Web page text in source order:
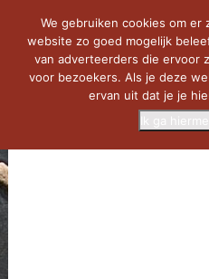
We gebruiken cookies om er
website zo goed mogelijk
van adverteerders die ervoor
voor bezoekers. Als je deze
ervan uit dat je je
Ik ga